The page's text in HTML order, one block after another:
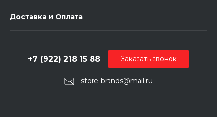
Доставка и Оплата
store-brands@mail.ru
+7 (922) 218 15 88 Заказать звонок